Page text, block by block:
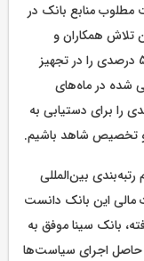
مطلوب منابع بانک در
همکاران و
پیاده‌سازی برنامه‌های توسعه‌ای مطلوب، رشد 50 درصدی را در تجهیز
شده در ماه‌های
می‌رود تا پایان سال رشد 50 درصدی را برای دستیابی به
تخصیص شاهد باشیم.
بین‌المللی
مالی این بانک دانست
بانک سینا موفق به
حاصل اجرای سیاست‌ها